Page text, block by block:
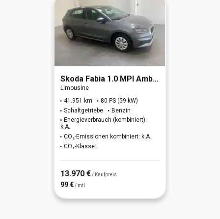
Skoda Fabia 1.0 MPI Ambition (EURO 6d)
Limousine
41.951 km
80 PS (59 kW)
Schaltgetriebe
Benzin
Energieverbrauch (kombiniert):
k.A.
CO₂-Emissionen kombiniert: k.A.
CO₂-Klasse:
13.970 € / Kaufpreis
99 € / mtl